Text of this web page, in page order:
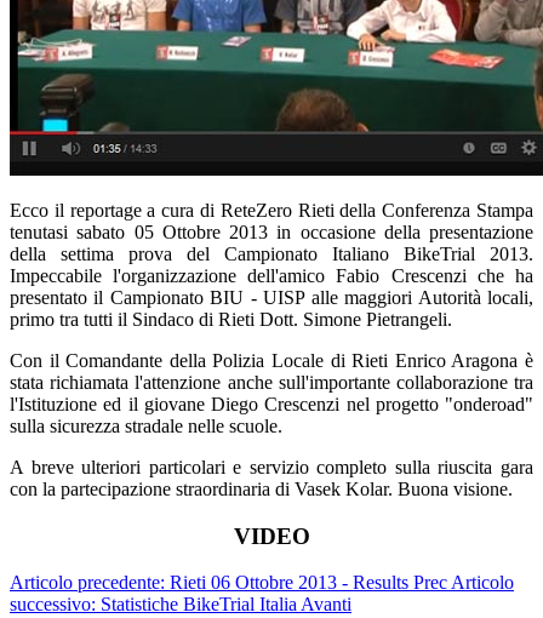
Ecco il reportage a cura di ReteZero Rieti della Conferenza Stampa
tenutasi sabato 05 Ottobre 2013 in occasione della presentazione
della settima prova del Campionato Italiano BikeTrial 2013.
Impeccabile l'organizzazione dell'amico Fabio Crescenzi che ha
presentato il Campionato BIU - UISP alle maggiori Autorità locali,
primo tra tutti il Sindaco di Rieti Dott. Simone Pietrangeli.
Con il Comandante della Polizia Locale di Rieti Enrico Aragona è
stata richiamata l'attenzione anche sull'importante collaborazione tra
l'Istituzione ed il giovane Diego Crescenzi nel progetto "onderoad"
sulla sicurezza stradale nelle scuole.
A breve ulteriori particolari e servizio completo sulla riuscita gara
con la partecipazione straordinaria di Vasek Kolar. Buona visione.
VIDEO
Articolo precedente: Rieti 06 Ottobre 2013 - Results Prec Articolo
successivo: Statistiche BikeTrial Italia Avanti